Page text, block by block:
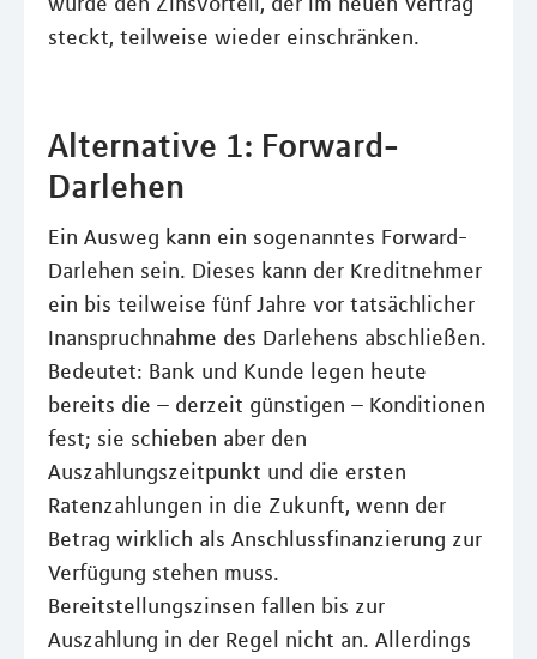
steckt, teilweise wieder einschränken.
Alternative 1: Forward-
Darlehen
Ein Ausweg kann ein sogenanntes Forward-
Darlehen sein. Dieses kann der Kreditnehmer
ein bis teilweise fünf Jahre vor tatsächlicher
Inanspruchnahme des Darlehens abschließen.
Bedeutet: Bank und Kunde legen heute
bereits die – derzeit günstigen – Konditionen
fest; sie schieben aber den
Auszahlungszeitpunkt und die ersten
Ratenzahlungen in die Zukunft, wenn der
Betrag wirklich als Anschlussfinanzierung zur
Verfügung stehen muss.
Bereitstellungszinsen fallen bis zur
Auszahlung in der Regel nicht an. Allerdings